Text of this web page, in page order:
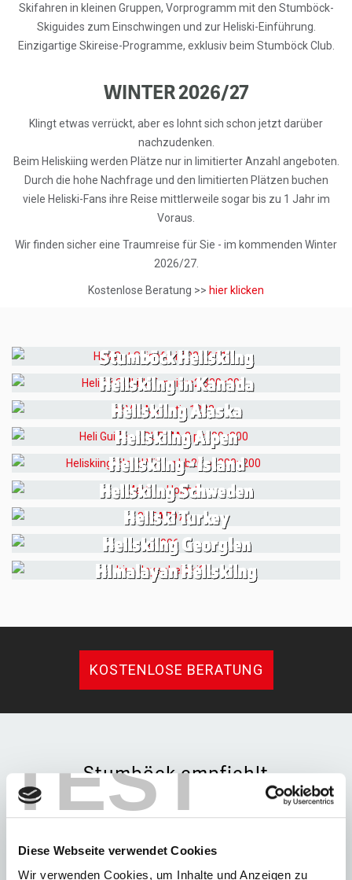
TEST
Diese Webseite verwendet Cookies
Wir verwenden Cookies, um Inhalte und Anzeigen zu
Skifahren in kleinen Gruppen, Vorprogramm mit den Stumböck-
Skiguides zum Einschwingen und zur Heliski-Einführung.
Einzigartige Skireise-Programme, exklusiv beim Stumböck Club.
WINTER 2026/27
Klingt etwas verrückt, aber es lohnt sich schon jetzt darüber
nachzudenken.
Beim Heliskiing werden Plätze nur in limitierter Anzahl angeboten.
Durch die hohe Nachfrage und den limitierten Plätzen buchen
viele Heliski-Fans ihre Reise mittlerweile sogar bis zu 1 Jahr im
Voraus.
Wir finden sicher eine Traumreise für Sie - im kommenden Winter
2026/27.
Kostenlose Beratung >> hier klicken
Stumböck Heliskiing
Heliskiing in Kanada
Heliskiing Alaska
Heliskiing Alpen
Heliskiing - Island
Heliskiing Schweden
Heliski Turkey
Heliskiing Georgien
Himalayan Heliskiing
KOSTENLOSE BERATUNG
Stumböck empfiehlt
Aktuelle Angebote